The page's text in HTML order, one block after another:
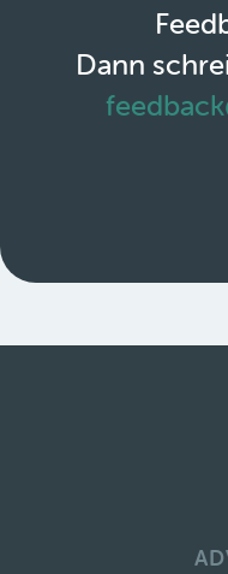
Dann